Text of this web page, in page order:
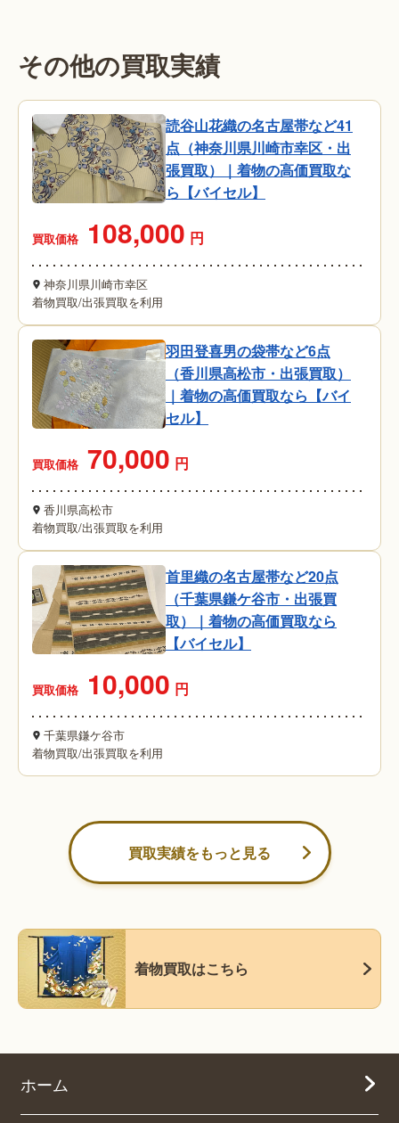
その他の買取実績
読谷山花織の名古屋帯など41
点（神奈川県川崎市幸区・出
張買取）｜着物の高価買取な
ら【バイセル】
買取価格 108,000 円
神奈川県川崎市幸区
着物買取/出張買取を利用
羽田登喜男の袋帯など6点
（香川県高松市・出張買取）
｜着物の高価買取なら【バイ
セル】
買取価格 70,000 円
香川県高松市
着物買取/出張買取を利用
首里織の名古屋帯など20点
（千葉県鎌ケ谷市・出張買
取）｜着物の高価買取なら
【バイセル】
買取価格 10,000 円
千葉県鎌ケ谷市
着物買取/出張買取を利用
買取実績をもっと見る
着物買取はこちら
ホーム